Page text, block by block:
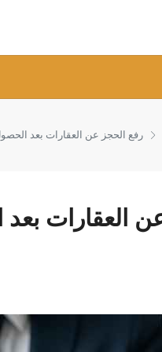
رفع الحجز عن العقارات بعد
العقارات